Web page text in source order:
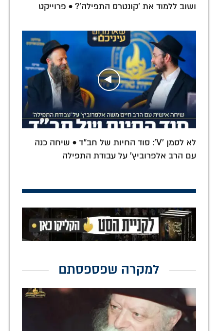
ושוב ללמוד את 'קונטרס התפילה'? • פרוייקט
לא לסמן 'V': סוד החיות של חב"ד • שיחה כנה
עם הרב אלפרוביץ' על עבודת התפילה
למקרה שפספסתם